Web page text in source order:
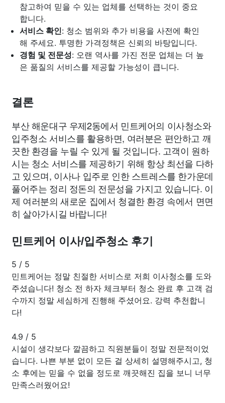
참고하여 믿을 수 있는 업체를 선택하는 것이 중요
합니다.
서비스 확인: 청소 범위와 추가 비용을 사전에 확인
해 주세요. 투명한 가격정책은 신뢰의 바탕입니다.
경험 및 전문성: 오랜 역사를 가진 전문 업체는 더 높
은 품질의 서비스를 제공할 가능성이 큽니다.
결론
부산 해운대구 우제2동에서 민트케어의 이사청소와
입주청소 서비스를 활용하면, 여러분은 편안하고 깨
끗한 환경을 누릴 수 있게 될 것입니다. 고객이 원하
시는 청소 서비스를 제공하기 위해 항상 최선을 다하
고 있으며, 이사나 입주로 인한 스트레스를 한가운데
풀어주는 정리 정돈의 전문성을 가지고 있습니다. 이
제 여러분의 새로운 집에서 청결한 환경 속에서 면면
히 살아가시길 바랍니다!
민트케어 이사/입주청소 후기
5 / 5
민트케어는 정말 친절한 서비스로 저희 이사청소를 도와
주셨습니다! 청소 전 하자 체크부터 청소 완료 후 고객 검
수까지 정말 세심하게 진행해 주셨어요. 강력 추천합니
다!
4.9 / 5
시설이 생각보다 깔끔하고 직원분들이 정말 전문적이었
습니다. 나쁜 부분 없이 모든 걸 상세히 설명해주시고, 청
소 후에는 믿을 수 없을 정도로 깨끗해진 집을 보니 너무
만족스러웠어요!